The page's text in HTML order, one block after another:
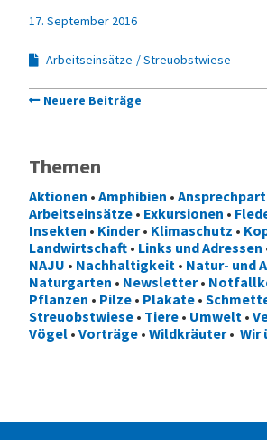
17. September 2016
Arbeitseinsätze Streuobstwiese
Neuere Beiträge
Themen
Aktionen • Amphibien •
Arbeitseinsätze • Exkursionen •
Insekten • Kinder• Klimaschutz •
Landwirtschaft • Links und Adressen
NAJU • Nachhaltigkeit • Natur- und
Naturgarten • Newsletter•
Pflanzen • Pilze • Plakate •
Streuobstwiese • Tiere • Umwelt •
Vögel • Vorträge • Wildkräuter• Wir